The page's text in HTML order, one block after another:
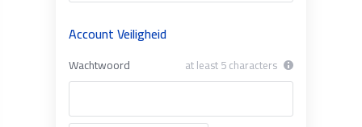
Account Veiligheid
Wachtwoord at least 5 characters